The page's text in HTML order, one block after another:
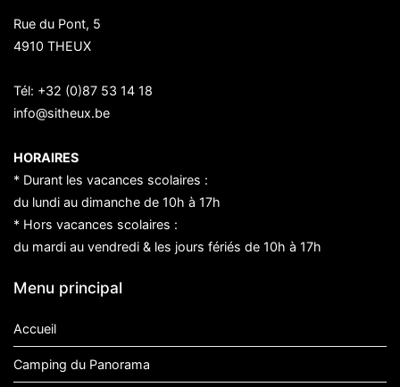
Rue du Pont, 5
4910 THEUX
Tél: +32 (0)87 53 14 18
info@sitheux.be
HORAIRES
* Durant les vacances scolaires :
du lundi au dimanche de 10h à 17h
* Hors vacances scolaires :
du mardi au vendredi & les jours fériés de 10h à 17h
Menu principal
Accueil
Camping du Panorama